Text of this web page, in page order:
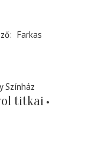
Farkas
Színház
titkai